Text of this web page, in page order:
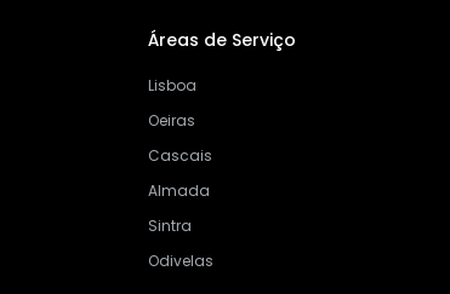
Áreas de Serviço
Lisboa
Oeiras
Cascais
Almada
Sintra
Odivelas